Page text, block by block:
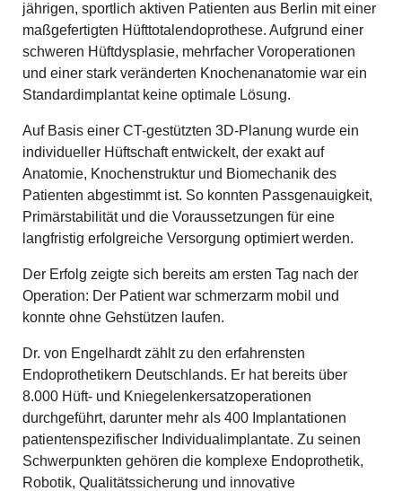
jährigen, sportlich aktiven Patienten aus Berlin mit einer
maßgefertigten Hüfttotalendoprothese. Aufgrund einer
schweren Hüftdysplasie, mehrfacher Voroperationen
und einer stark veränderten Knochenanatomie war ein
Standardimplantat keine optimale Lösung.
Auf Basis einer CT-gestützten 3D-Planung wurde ein
individueller Hüftschaft entwickelt, der exakt auf
Anatomie, Knochenstruktur und Biomechanik des
Patienten abgestimmt ist. So konnten Passgenauigkeit,
Primärstabilität und die Voraussetzungen für eine
langfristig erfolgreiche Versorgung optimiert werden.
Der Erfolg zeigte sich bereits am ersten Tag nach der
Operation: Der Patient war schmerzarm mobil und
konnte ohne Gehstützen laufen.
Dr. von Engelhardt zählt zu den erfahrensten
Endoprothetikern Deutschlands. Er hat bereits über
8.000 Hüft- und Kniegelenkersatzoperationen
durchgeführt, darunter mehr als 400 Implantationen
patientenspezifischer Individualimplantate. Zu seinen
Schwerpunkten gehören die komplexe Endoprothetik,
Robotik, Qualitätssicherung und innovative